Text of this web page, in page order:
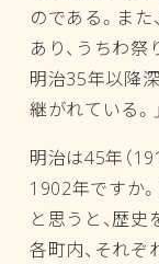
のである。また
あり、うちわ
明治35年以降
継がれている。」
明治は45年（
1902年ですか
と思うと、歴史
各町内、それ